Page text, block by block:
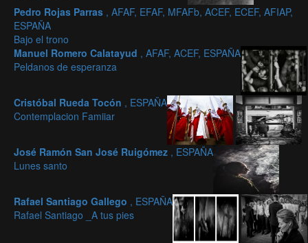
Pedro Rojas Parras , AFAF, EFAF, MFAFb, ACEF, ECEF, AFIAP,
ESPAÑA
Bajo el trono
Manuel Romero Calatayud , AFAF, ACEF, ESPAÑA
Peldanos de esperanza
Cristóbal Rueda Tocón , ESPAÑA
Contemplacion Famiiar
José Ramón San José Ruigómez , ESPAÑA
Lunes santo
Rafael Santiago Gallego , ESPAÑA
Rafael Santiago _A tus pies